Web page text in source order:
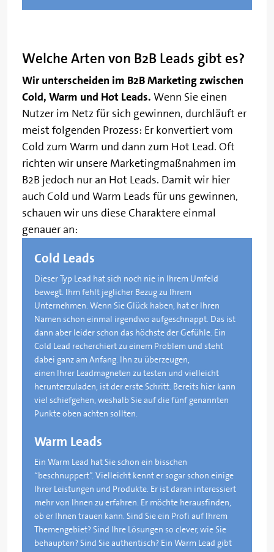
Welche Arten von B2B Leads gibt es?
Wir unterscheiden im B2B Marketing zwischen
Cold, Warm und Hot Leads. Wenn Sie einen
Nutzer im Netz für sich gewinnen, durchläuft er
meist folgenden Prozess: Er konvertiert vom
Cold zum Warm und dann zum Hot Lead. Oft
richten wir unsere Marketingmaßnahmen im
B2B jedoch nur an Hot Leads. Damit wir hier
auch Cold und Warm Leads für uns gewinnen,
schauen wir uns diese Charaktere einmal
genauer an:
Cold Leads
Dieser Typ Lead hat sich noch nie in Ihrem Umfeld
bewegt. Ihm fehlt jeglicher Bezug zu Ihrem
Unternehmen. Wenn Sie Glück haben, hat er Ihren
Namen schon einmal irgendwo aufgeschnappt. Das ist
dann aber leider schon das höchste der Gefühle. Ein
Cold Lead recherchiert zu einem Problem und steht
dabei ganz am Anfang. Ihn zu überzeugen,
einen Ihrer Leadmagneten zu testen und vielleicht
herunterzuladen, ist der erste Schritt. Bereits hier kann
viel schiefgehen, weshalb Sie auf die fünf genannten
Punkte oben achten sollten.
Warm Leads
Ein Warm Lead hat Sie schon ein bisschen
“beschnuppert”. Vielleicht kennt er sogar schon einige
Ihrer Leistungen und Produkte. Er ist daran interessiert
mehr von Ihnen zu erfahren. Er möchte herausfinden,
ob er Ihnen trauen kann. Sind Sie ein Profi auf Ihrem
Themengebiet? Sind Ihre Lösungen so clever, wie Sie
behaupten? Sind Sie authentisch? Ein Warm Lead gibt